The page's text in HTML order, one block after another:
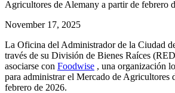
Agricultores de Alemany a partir de febrero
November 17, 2025
La Oficina del Administrador de la Ciudad
través de su División de Bienes Raíces
asociarse con Foodwise , una organización
para administrar el Mercado de Agricultores
febrero de 2026.